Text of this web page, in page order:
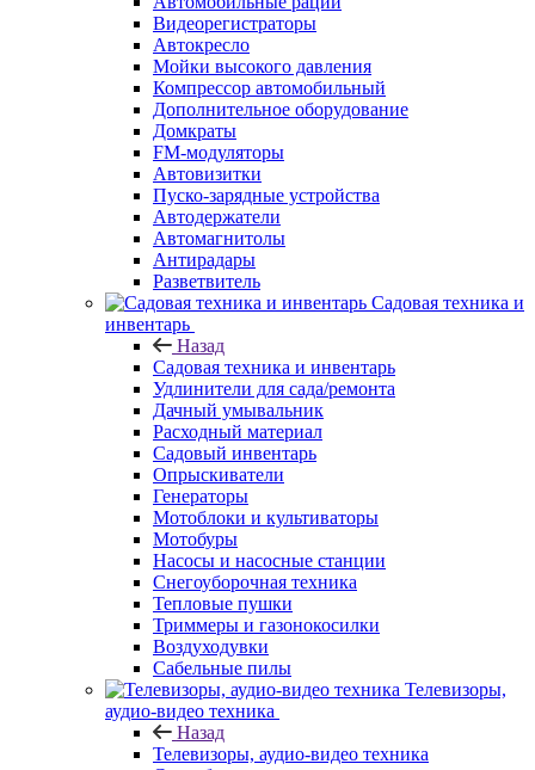
Видеорегистраторы
Автокресло
Мойки высокого давления
Компрессор автомобильный
Дополнительное оборудование
Домкраты
FM-модуляторы
Автовизитки
Пуско-зарядные устройства
Автодержатели
Автомагнитолы
Антирадары
Разветвитель
Садовая техника и
инвентарь
Назад
Садовая техника и инвентарь
Удлинители для сада/ремонта
Дачный умывальник
Расходный материал
Садовый инвентарь
Опрыскиватели
Генераторы
Мотоблоки и культиваторы
Мотобуры
Насосы и насосные станции
Снегоуборочная техника
Тепловые пушки
Триммеры и газонокосилки
Воздуходувки
Сабельные пилы
Телевизоры,
аудио-видео техника
Назад
Телевизоры, аудио-видео техника